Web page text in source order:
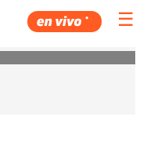
☰